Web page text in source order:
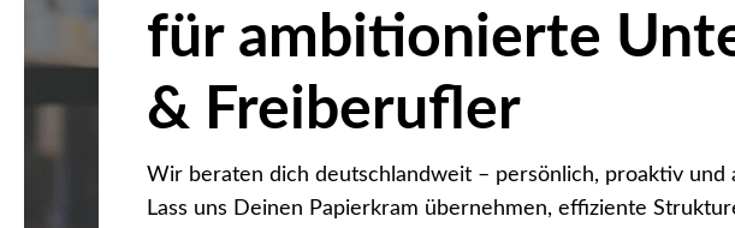
für ambitionierte
& Freiberufler
Wir beraten dich deutschlandweit – persönlich, proaktiv und
Lass uns Deinen Papierkram übernehmen, effiziente